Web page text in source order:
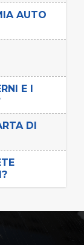
AUTO
E I
DI